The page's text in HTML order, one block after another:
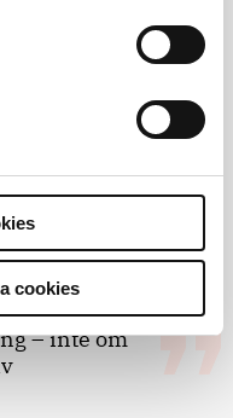
cookies
fel: ”Kommer
om
– inte om